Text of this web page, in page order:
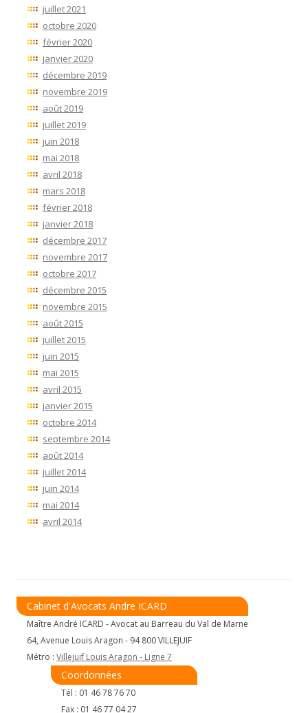
juillet 2021
octobre 2020
février 2020
janvier 2020
décembre 2019
novembre 2019
août 2019
juillet 2019
juin 2018
mai 2018
avril 2018
mars 2018
février 2018
janvier 2018
décembre 2017
novembre 2017
octobre 2017
décembre 2015
novembre 2015
août 2015
juillet 2015
juin 2015
mai 2015
avril 2015
janvier 2015
octobre 2014
septembre 2014
août 2014
juillet 2014
juin 2014
mai 2014
avril 2014
Cabinet d'Avocats Andre ICARD
Maître André ICARD - Avocat au Barreau du Val de Marne
64, Avenue Louis Aragon - 94 800 VILLEJUIF
Métro : Villejuif Louis Aragon - Ligne 7
Coordonnées
Tél : 01 46 78 76 70
Fax : 01 46 77 04 27